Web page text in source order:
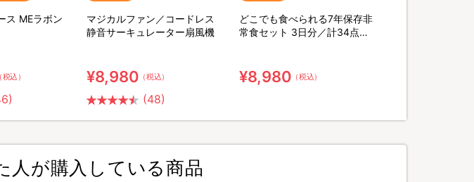
ス MEラボン
（税込）
マジカルファン／コードレス
静音サーキュレーター扇風機
¥8,980 （税込）
(48)
どこでも食べられる7年保存非
常食セット 3日分／計34点セ
¥8,980 （税込）
人が購入している商品